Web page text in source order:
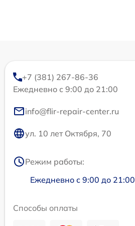
+7 (381) 267-86-36
Ежедневно с 9:00 до 21:00
info@flir-repair-center.ru
ул. 10 лет Октября, 70
Режим работы:
Ежедневно с 9:00 до 21:00
Способы оплаты